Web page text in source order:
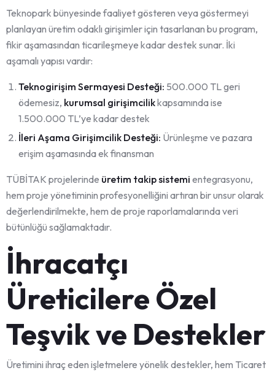
Teknopark bünyesinde faaliyet gösteren veya göstermeyi
planlayan üretim odaklı girişimler için tasarlanan bu program,
fikir aşamasından ticarileşmeye kadar destek sunar. İki
aşamalı yapısı vardır:
Teknogirişim Sermayesi Desteği: 500.000 TL geri
ödemesiz, kurumsal girişimcilikkapsamında ise
1.500.000 TL’ye kadar destek
İleri Aşama Girişimcilik Desteği: Ürünleşme ve pazara
erişim aşamasında ek finansman
TÜBİTAK projelerinde üretim takip sistemi entegrasyonu,
hem proje yönetiminin profesyonelliğini artıran bir unsur olarak
değerlendirilmekte, hem de proje raporlamalarında veri
bütünlüğü sağlamaktadır.
İhracatçı
Üreticilere Özel
Teşvik ve Destekler
Üretimini ihraç eden işletmelere yönelik destekler, hem Ticaret